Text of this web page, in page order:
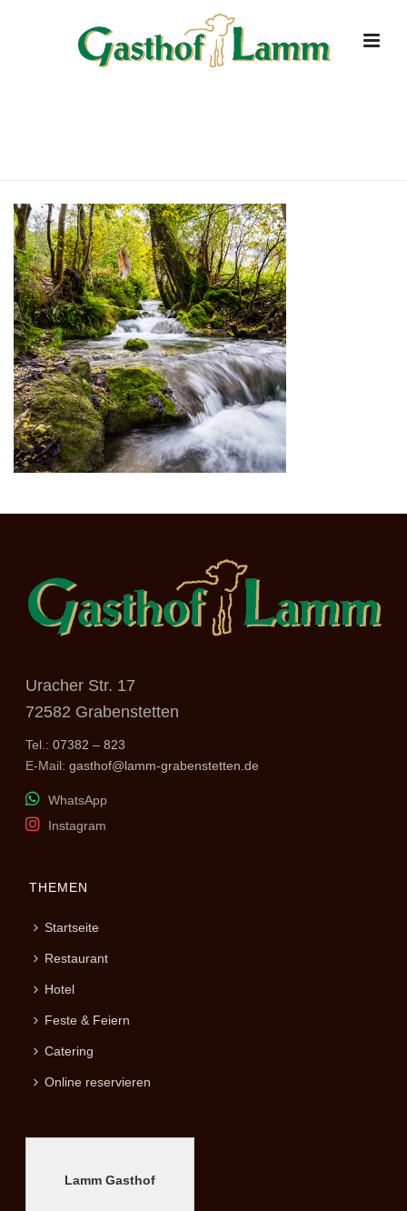
Uracher Str. 17
72582 Grabenstetten
Tel.:07382 – 823
E-Mail:gasthof@lamm-grabenstetten.de
WhatsApp
Instagram
THEMEN
Startseite
Restaurant
Hotel
Feste & Feiern
Catering
Online reservieren
Lamm Gasthof